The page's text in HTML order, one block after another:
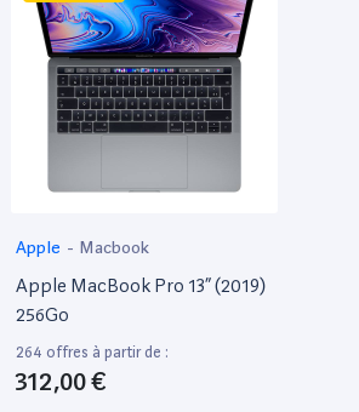
Apple - Macbook
Apple MacBook Pro 13” (2019)
256Go
264 offres à partir de :
312,00 €